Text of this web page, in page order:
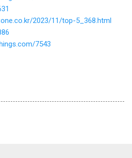
2023/11/top-5_368.html
7543